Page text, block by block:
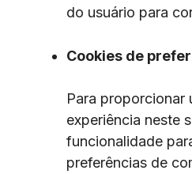
do usuário para
Cookies de
Para proporcionar
experiência neste
funcionalidade
preferências de